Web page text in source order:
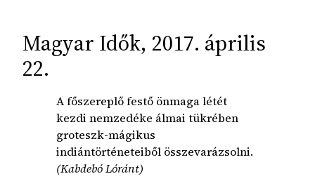
Magyar Idők, 2017. április
22.
A főszereplő festő önmaga létét
kezdi nemzedéke álmai tükrében
groteszk-mágikus
indiántörténeteiből összevarázsolni.
(Kabdebó Lóránt)